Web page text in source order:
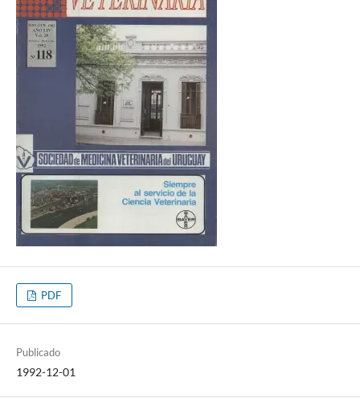
PDF
Publicado
1992-12-01